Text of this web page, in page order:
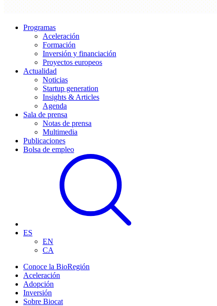
Programas
Aceleración
Formación
Inversión y financiación
Proyectos europeos
Actualidad
Noticias
Startup generation
Insights & Articles
Agenda
Sala de prensa
Notas de prensa
Multimedia
Publicaciones
Bolsa de empleo
ES
EN
CA
Conoce la BioRegión
Aceleración
Adopción
Inversión
Sobre Biocat